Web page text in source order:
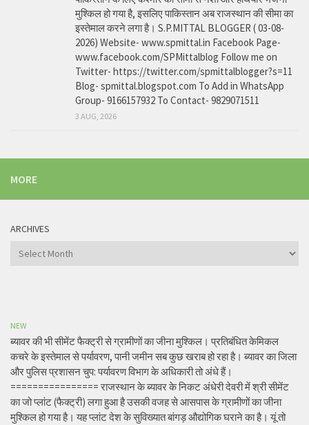
मुश्किल हो गया है, इसलिए पाकिस्तान अब राजस्थान की सीमा का
इस्तेमाल करने लगा है। S.P.MITTAL BLOGGER ( 03-08-
2026) Website- www.spmittal.in Facebook Page-
www.facebook.com/SPMittalblog Follow me on
Twitter- https://twitter.com/spmittalblogger?s=11
Blog- spmittal.blogspot.com To Add in WhatsApp
Group- 9166157932 To Contact- 9829071511
3 AUG, 2026
MORE
ARCHIVES
Archives
NEW
ब्यावर की भी सीमेंट फैक्ट्री से ग्रामीणों का जीना मुश्किल। प्रतिबंधित केमिकल
कचरे के इस्तेमाल से पर्यावरण, पानी जमीन सब कुछ खराब हो रहा है। ब्यावर का जिला
और पुलिस प्रशासन चुप: पर्यावरण विभाग के अधिकारी तो अंधे हैं।
================ राजस्थान के ब्यावर के निकट अंधेरी देवरी में श्री सीमेंट
का जो प्लांट (फैक्ट्री) लगा हुआ है उसकी वजह से आसपास के ग्रामीणों का जीना
मुश्किल हो गया है। यह प्लांट देश के सुविख्यात बांगड़ औद्योगिक घराने का है। यूं तो